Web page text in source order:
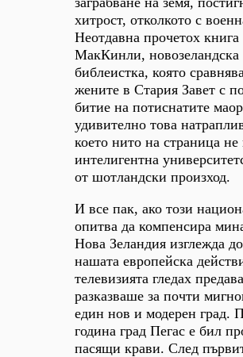
хитрост, отколкото с
Неотдавна прочетох
МакКинли,
библеистка, която
жените в Стария Завет с
битие на потиснатите
удивително това
което нито на страница не
интелигентна
от шотландски произход.
И все пак, ако този
опитва да компенсира
Нова Зеландия изглежда
нашата европейска
телевизията гледах
разказваше за почти
един нов и модерен град.
година град Пегас е бил
пасящи крави. След